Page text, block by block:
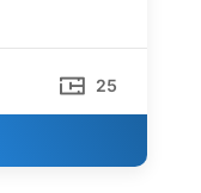
25